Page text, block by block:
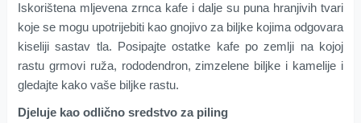
Iskorištena mljevena zrnca kafe i dalje su puna hranjivih tvari
koje se mogu upotrijebiti kao gnojivo za biljke kojima odgovara
kiseliji sastav tla. Posipajte ostatke kafe po zemlji na kojoj
rastu grmovi ruža, rododendron, zimzelene biljke i kamelije i
gledajte kako vaše biljke rastu.
Djeluje kao odlično sredstvo za piling